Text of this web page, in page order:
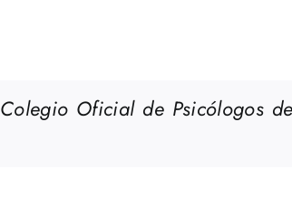
Colegio Oficial de Psicólogos